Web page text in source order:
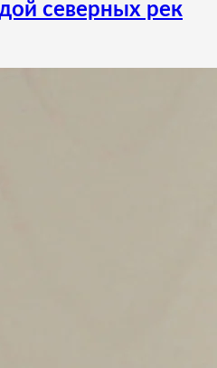
северных рек